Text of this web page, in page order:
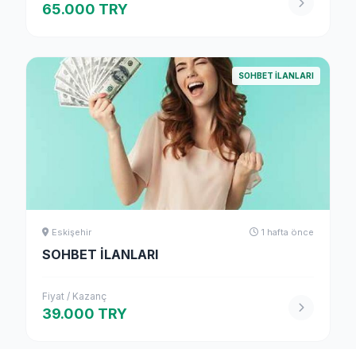
65.000 TRY
SOHBET İLANLARI
Eskişehir 1 hafta önce
SOHBET İLANLARI
Fiyat / Kazanç
39.000 TRY